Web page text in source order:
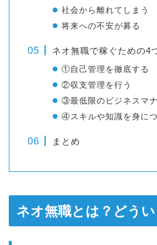
社会から離れてしまう
将来への不安が募る
ネオ無職で稼ぐための4
①自己管理を徹底する
②収支管理を行う
③最低限のビジネスマ
④スキルや知識を身に
まとめ
ネオ無職とは？どうい